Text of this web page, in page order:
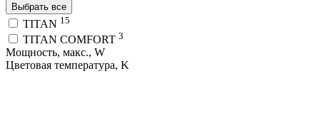
Выбрать все
TITAN 15
TITAN COMFORT 3
Мощность, макс., W
Цветовая температура, K